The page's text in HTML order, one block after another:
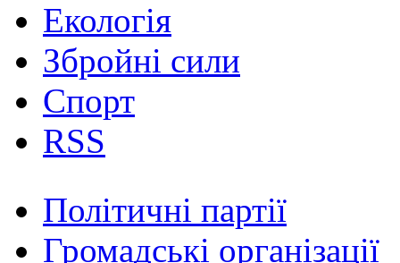
Екологія
Збройні сили
Спорт
RSS
Політичні партії
Громадські організації